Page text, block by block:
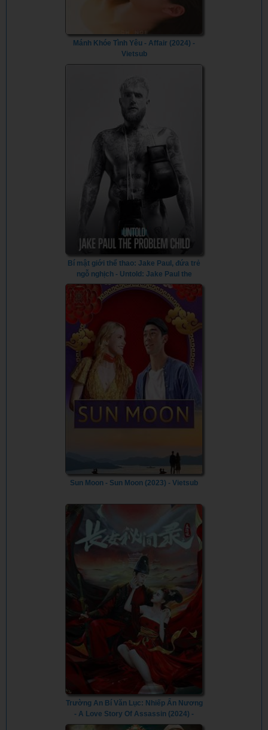
Mánh Khóe Tình Yêu - Affair (2024) -
Vietsub
Bí mật giới thể thao: Jake Paul, đứa trẻ
ngỗ nghịch - Untold: Jake Paul the
Problem Child (2023) - Vietsub
Sun Moon - Sun Moon (2023) - Vietsub
Trường An Bí Văn Lục: Nhiếp Ẩn Nương
- A Love Story Of Assassin (2024) -
Vietsub